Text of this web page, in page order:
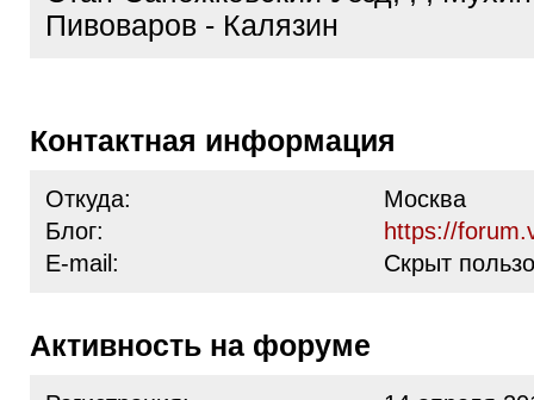
Пивоваров - Калязин
Контактная информация
Откуда:
Москва
Блог:
https://
E-mail:
Скрыт
Активность на форуме